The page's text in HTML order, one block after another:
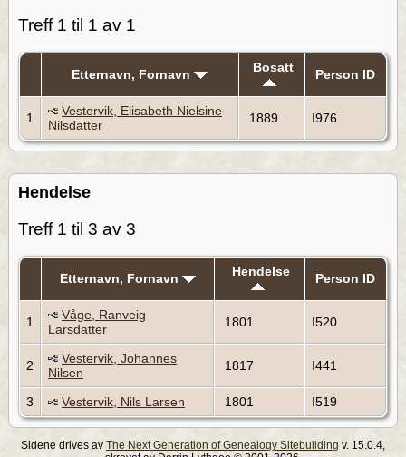
Treff 1 til 1 av 1
Etternavn, Fornavn Bosatt Person ID
1
Vestervik, Elisabeth Nielsine
Nilsdatter
1889 I976
Hendelse
Treff 1 til 3 av 3
Etternavn, Fornavn Hendelse Person ID
1
Våge, Ranveig
Larsdatter
1801 I520
2
Vestervik, Johannes
Nilsen
1817 I441
3 Vestervik, Nils Larsen 1801 I519
Sidene drives av The Next Generation of Genealogy Sitebuilding v. 15.0.4,